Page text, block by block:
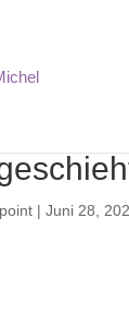
|Juni 28,